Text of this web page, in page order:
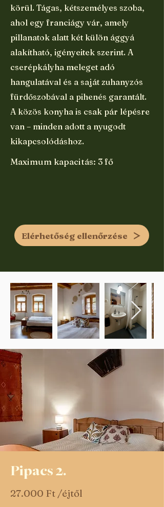
körül. Tágas, kétszemélyes szoba,
ahol egy franciágy vár, amely
pillanatok alatt két külön ággyá
alakítható, igényeitek szerint. A
cserépkályha meleget adó
hangulatával és a saját zuhanyzós
fürdőszobával a pihenés garantált.
A közös konyha is csak pár lépésre
van – minden adott a nyugodt
kikapcsolódáshoz.
Maximum kapacitás: 3 fő
Elérhetőség ellenőrzése
Pipacs 2.
27.000 Ft /éjtől